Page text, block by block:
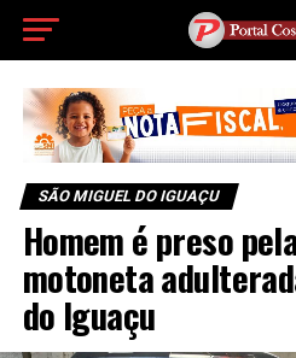
SÃO MIGUEL DO IGUAÇU
Homem é preso
motoneta
do Iguaçu